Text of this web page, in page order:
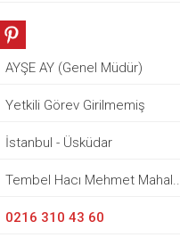
AYŞE AY (Genel Müdür)
Yetkili Görev Girilmemiş
İstanbul - Üsküdar
Tembel Hacı Mehmet Mahal..
0216 310 43 60